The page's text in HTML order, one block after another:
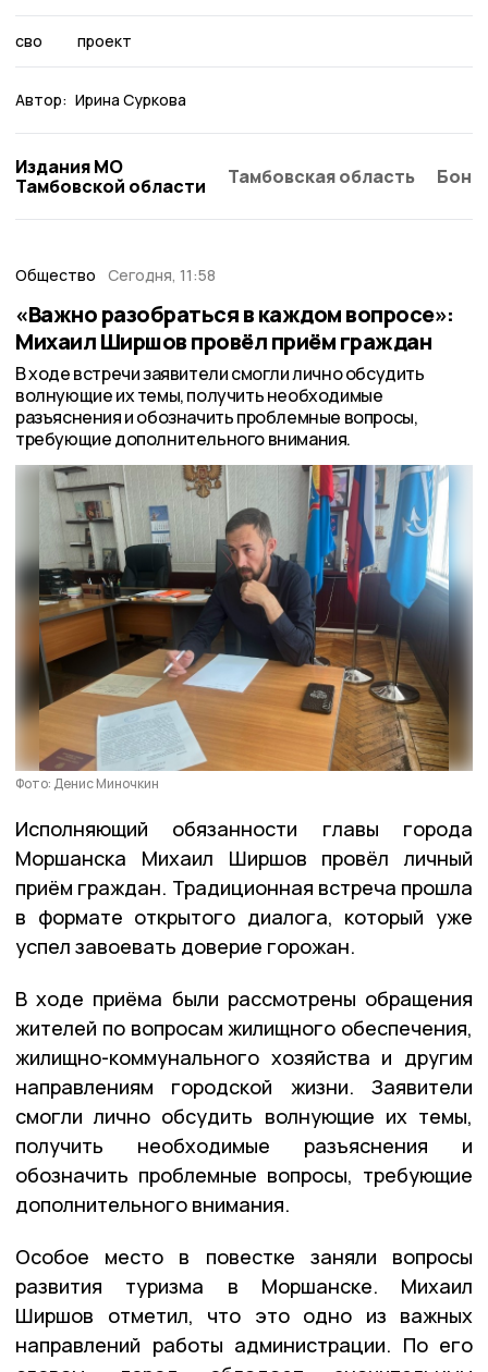
сво проект
Автор: Ирина Суркова
Издания МО
Тамбовской области
Тамбовская область
Общество Сегодня, 11:58
«Важно разобраться в каждом вопросе»:
Михаил Ширшов провёл приём граждан
В ходе встречи заявители смогли лично обсудить
волнующие их темы, получить необходимые
разъяснения и обозначить проблемные вопросы,
требующие дополнительного внимания.
Фото: Денис Миночкин
Исполняющий обязанности главы города
Моршанска Михаил Ширшов провёл личный
приём граждан. Традиционная встреча прошла
в формате открытого диалога, который уже
успел завоевать доверие горожан.
В ходе приёма были рассмотрены обращения
жителей по вопросам жилищного обеспечения,
жилищно-коммунального хозяйства и другим
направлениям городской жизни. Заявители
смогли лично обсудить волнующие их темы,
получить необходимые разъяснения и
обозначить проблемные вопросы, требующие
дополнительного внимания.
Особое место в повестке заняли вопросы
развития туризма в Моршанске. Михаил
Ширшов отметил, что это одно из важных
направлений работы администрации. По его